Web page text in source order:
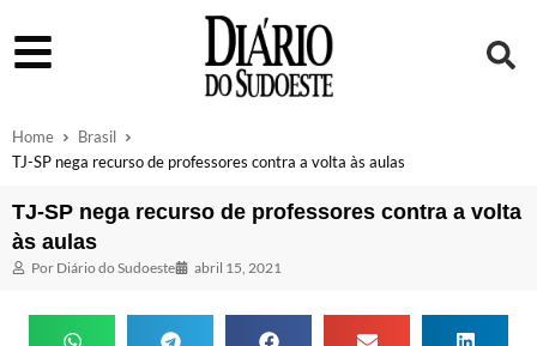
Home
Brasil
TJ-SP nega recurso de professores contra a volta às aulas
TJ-SP nega recurso de professores contra a volta
às aulas
Por Diário do Sudoeste abril 15, 2021